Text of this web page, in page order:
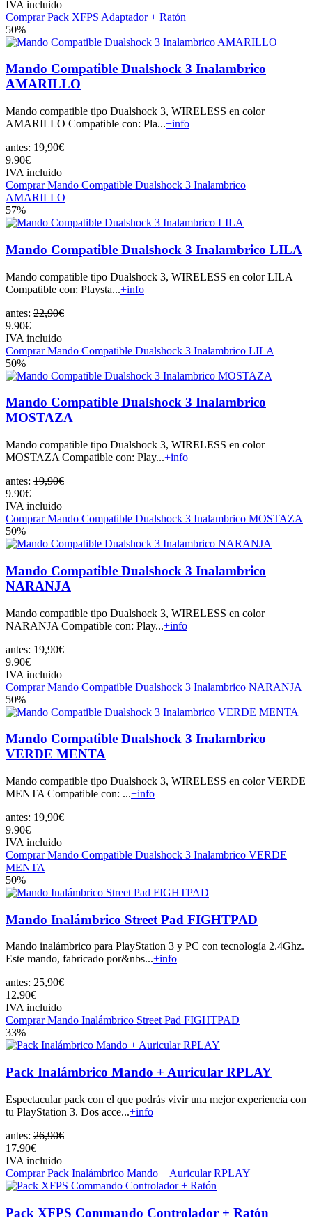
IVA incluido
Comprar Pack XFPS Adaptador + Ratón
50%
Mando Compatible Dualshock 3 Inalambrico
AMARILLO
Mando compatible tipo Dualshock 3, WIRELESS en color
AMARILLO Compatible con: Pla...+info
antes: 19,90€
9.90€
IVA incluido
Comprar Mando Compatible Dualshock 3 Inalambrico
AMARILLO
57%
Mando Compatible Dualshock 3 Inalambrico LILA
Mando compatible tipo Dualshock 3, WIRELESS en color LILA
Compatible con: Playsta...+info
antes: 22,90€
9.90€
IVA incluido
Comprar Mando Compatible Dualshock 3 Inalambrico LILA
50%
Mando Compatible Dualshock 3 Inalambrico
MOSTAZA
Mando compatible tipo Dualshock 3, WIRELESS en color
MOSTAZA Compatible con: Play...+info
antes: 19,90€
9.90€
IVA incluido
Comprar Mando Compatible Dualshock 3 Inalambrico MOSTAZA
50%
Mando Compatible Dualshock 3 Inalambrico
NARANJA
Mando compatible tipo Dualshock 3, WIRELESS en color
NARANJA Compatible con: Play...+info
antes: 19,90€
9.90€
IVA incluido
Comprar Mando Compatible Dualshock 3 Inalambrico NARANJA
50%
Mando Compatible Dualshock 3 Inalambrico
VERDE MENTA
Mando compatible tipo Dualshock 3, WIRELESS en color VERDE
MENTA Compatible con: ...+info
antes: 19,90€
9.90€
IVA incluido
Comprar Mando Compatible Dualshock 3 Inalambrico VERDE
MENTA
50%
Mando Inalámbrico Street Pad FIGHTPAD
Mando inalámbrico para PlayStation 3 y PC con tecnología 2.4Ghz.
Este mando, fabricado por&nbs...+info
antes: 25,90€
12.90€
IVA incluido
Comprar Mando Inalámbrico Street Pad FIGHTPAD
33%
Pack Inalámbrico Mando + Auricular RPLAY
Espectacular pack con el que podrás vivir una mejor experiencia con
tu PlayStation 3. Dos acce...+info
antes: 26,90€
17.90€
IVA incluido
Comprar Pack Inalámbrico Mando + Auricular RPLAY
Pack XFPS Commando Controlador + Ratón